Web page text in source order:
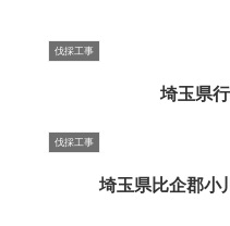
伐採工事
埼玉県
伐採工事
埼玉県比企郡小